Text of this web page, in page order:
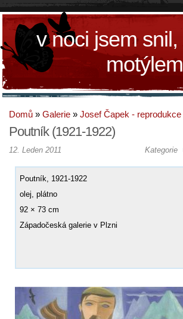
v noci jsem
motýlem
Domů » Galerie » Josef Čapek - reprodukce
Poutník (1921-1922)
Kategorie
12. Leden 2011
Poutník, 1921-1922
olej, plátno
92 × 73 cm
Západočeská galerie v Plzni